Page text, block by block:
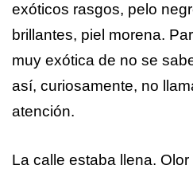
exóticos rasgos, pelo
brillantes, piel morena.
muy exótica de no se
así, curiosamente, no
atención.
La calle estaba llena.